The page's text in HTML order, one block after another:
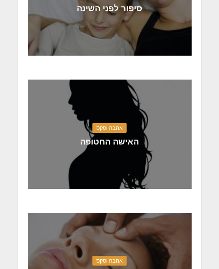
סיפור לפני השינה
אהבה וסקס
האישה החטופה
אהבה וסקס